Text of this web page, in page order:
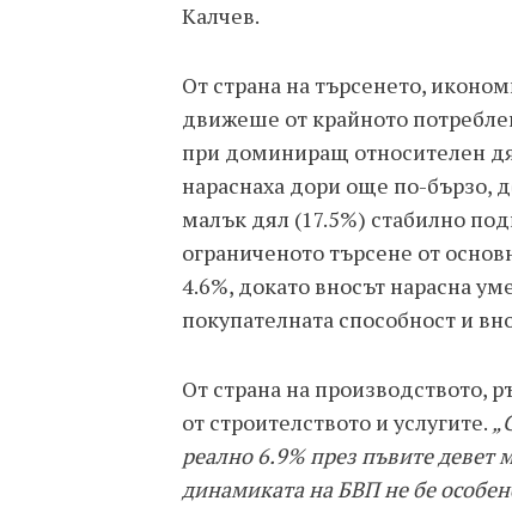
Калчев.
От страна на търсенето,
движеше от крайното
при доминиращ относителен
нараснаха дори още по-бързо,
малък дял (17.5%) стабилно
ограниченото търсене от
4.6%, докато вносът нарасна
покупателната способност и
От страна на производството,
от строителството и услугите.
реално 6.9% през пъвите девет
динамиката на БВП не бе